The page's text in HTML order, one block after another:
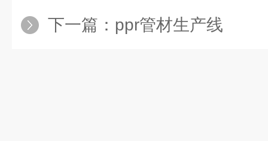
下一篇： ppr管材生产线